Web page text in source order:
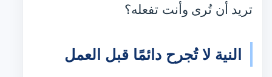
تريد أن تُرى وأنت تفعله؟
النية لا تُجرح دائمًا قبل العمل